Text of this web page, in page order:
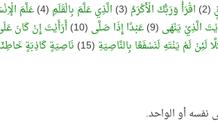
(2) اقْرَأْ وَرَبُّكَ الْأَكْرَمُ (3) الَّذِي عَلَّمَ بِالْقَلَمِ (4) عَلَّمَ
الَّذِيْ يَنْهَى (9) عَبْدًا إِذَا صَلَّى (10) أَرَأَيْتَ إِنْ كَانَ
لَئِنْ لَمْ يَنْتَهِ لَنَسْفَعًا بِالنَّاصِيَةِ (15) نَاصِيَةٍ كَاذِبَةٍ